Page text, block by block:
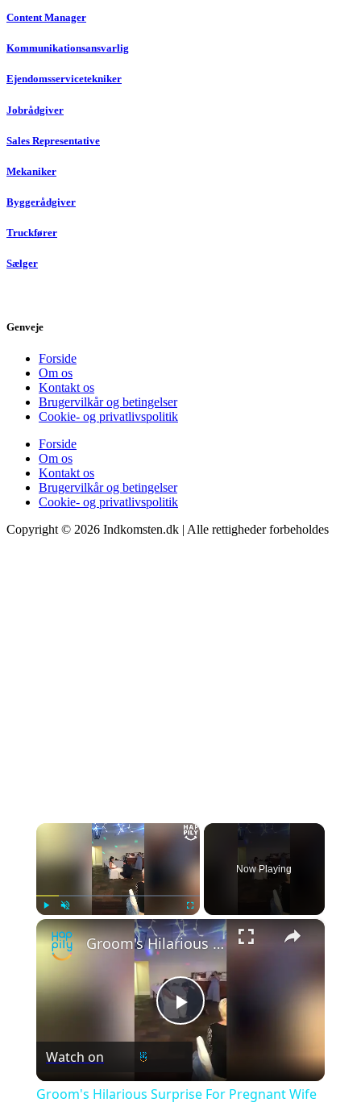
Content Manager
Kommunikationsansvarlig
Ejendomsservicetekniker
Jobrådgiver
Sales Representative
Mekaniker
Byggerådgiver
Truckfører
Sælger
Genveje
Forside
Om os
Kontakt os
Brugervilkår og betingelser
Cookie- og privatlivspolitik
Forside
Om os
Kontakt os
Brugervilkår og betingelser
Cookie- og privatlivspolitik
Copyright © 2026 Indkomsten.dk | Alle rettigheder forbeholdes
×
Fullscreen
Now Playing
×
Play
Video
Groom's Hilarious Surprise For Pregnant Wife During Garter Toss | Happily TV
Watch on
Groom's Hilarious Surprise For Pregnant Wife